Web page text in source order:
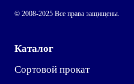
© 2008-2025 Все права защищены.
Каталог
Сортовой прокат